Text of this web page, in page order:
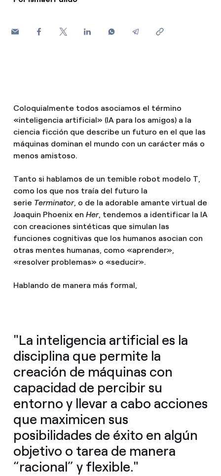
¿Cómo cambiar el titular del contrato?
¿Gestionas varias comunidades de propietarios?
Climatización
Blog
Estafas telefónicas
Coloquialmente todos asociamos el término
«inteligencia artificial» (IA para los amigos) a la
ciencia ficción que describe un futuro en el que las
máquinas dominan el mundo con un carácter más o
menos amistoso.
Tanto si hablamos de un temible robot modelo T,
como los que nos traía del futuro la
serie Terminator, o de la adorable amante virtual de
Joaquin Phoenix en Her, tendemos a identificar la IA
con creaciones sintéticas que simulan las
funciones cognitivas que los humanos asocian con
otras mentes humanas, como «aprender»,
«resolver problemas» o «seducir».
Hablando de manera más formal,
"La inteligencia artificial es la
disciplina que permite la
creación de máquinas con
capacidad de percibir su
entorno y llevar a cabo acciones
que maximicen sus
posibilidades de éxito en algún
objetivo o tarea de manera
“racional” y flexible."